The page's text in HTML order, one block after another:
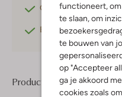
functioneert,
te slaan, om
te bouwen van
op "Accepteer
ga je akkoord
cookies zoals
Gratis retourneren
Betaal achterafmet
Product informatie